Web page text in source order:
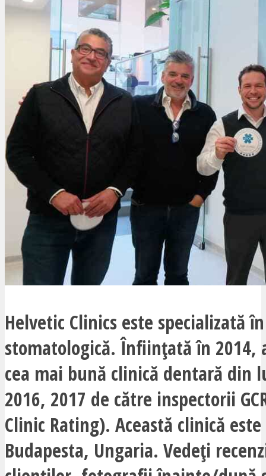
Helvetic Clinics este specializată
stomatologică. Înființată în 2014,
cea mai bună clinică dentară din
2016, 2017 de către inspectorii
Clinic Rating). Această clinică
Budapesta, Ungaria. Vedeți